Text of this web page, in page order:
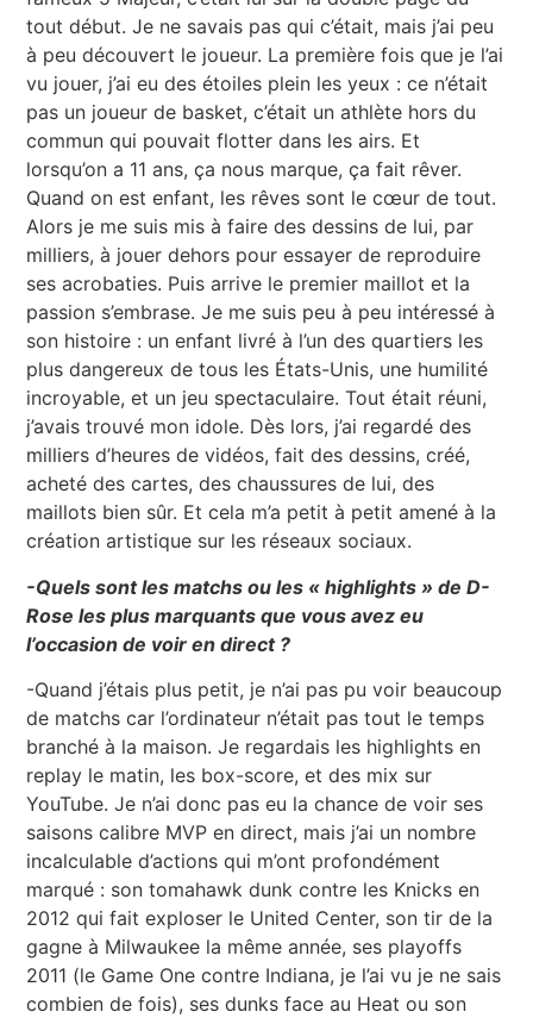
tout début. Je ne savais pas qui c’était, mais j’ai peu
à peu découvert le joueur. La première fois que je l’ai
vu jouer, j’ai eu des étoiles plein les yeux : ce n’était
pas un joueur de basket, c’était un athlète hors du
commun qui pouvait flotter dans les airs. Et
lorsqu’on a 11 ans, ça nous marque, ça fait rêver.
Quand on est enfant, les rêves sont le cœur de tout.
Alors je me suis mis à faire des dessins de lui, par
milliers, à jouer dehors pour essayer de reproduire
ses acrobaties. Puis arrive le premier maillot et la
passion s’embrase. Je me suis peu à peu intéressé à
son histoire : un enfant livré à l’un des quartiers les
plus dangereux de tous les États-Unis, une humilité
incroyable, et un jeu spectaculaire. Tout était réuni,
j’avais trouvé mon idole. Dès lors, j’ai regardé des
milliers d’heures de vidéos, fait des dessins, créé,
acheté des cartes, des chaussures de lui, des
maillots bien sûr. Et cela m’a petit à petit amené à la
création artistique sur les réseaux sociaux.
-Quels sont les matchs ou les « highlights » de D-
Rose les plus marquants que vous avez eu
l’occasion de voir en direct ?
-Quand j’étais plus petit, je n’ai pas pu voir beaucoup
de matchs car l’ordinateur n’était pas tout le temps
branché à la maison. Je regardais les highlights en
replay le matin, les box-score, et des mix sur
YouTube. Je n’ai donc pas eu la chance de voir ses
saisons calibre MVP en direct, mais j’ai un nombre
incalculable d’actions qui m’ont profondément
marqué : son tomahawk dunk contre les Knicks en
2012 qui fait exploser le United Center, son tir de la
gagne à Milwaukee la même année, ses playoffs
2011 (le Game One contre Indiana, je l’ai vu je ne sais
combien de fois), ses dunks face au Heat ou son